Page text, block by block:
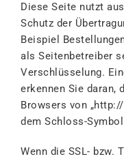
Diese Seite nutzt
Schutz der
Beispiel
als Seitenbetreiber
Verschlüsselung.
erkennen Sie daran,
Browsers von
dem Schloss-
Wenn die SSL- bzw.